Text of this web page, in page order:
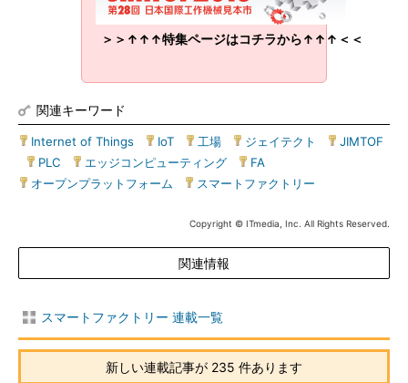
＞＞↑↑↑特集ページはコチラから↑↑↑＜＜
関連キーワード
Internet of Things IoT 工場 ジェイテクト
JIMTOF
PLC エッジコンピューティング FA
オープンプラットフォーム
スマートファクトリー
Copyright © ITmedia, Inc. All Rights Reserved.
関連情報
スマートファクトリー 連載一覧
新しい連載記事が 235 件あります